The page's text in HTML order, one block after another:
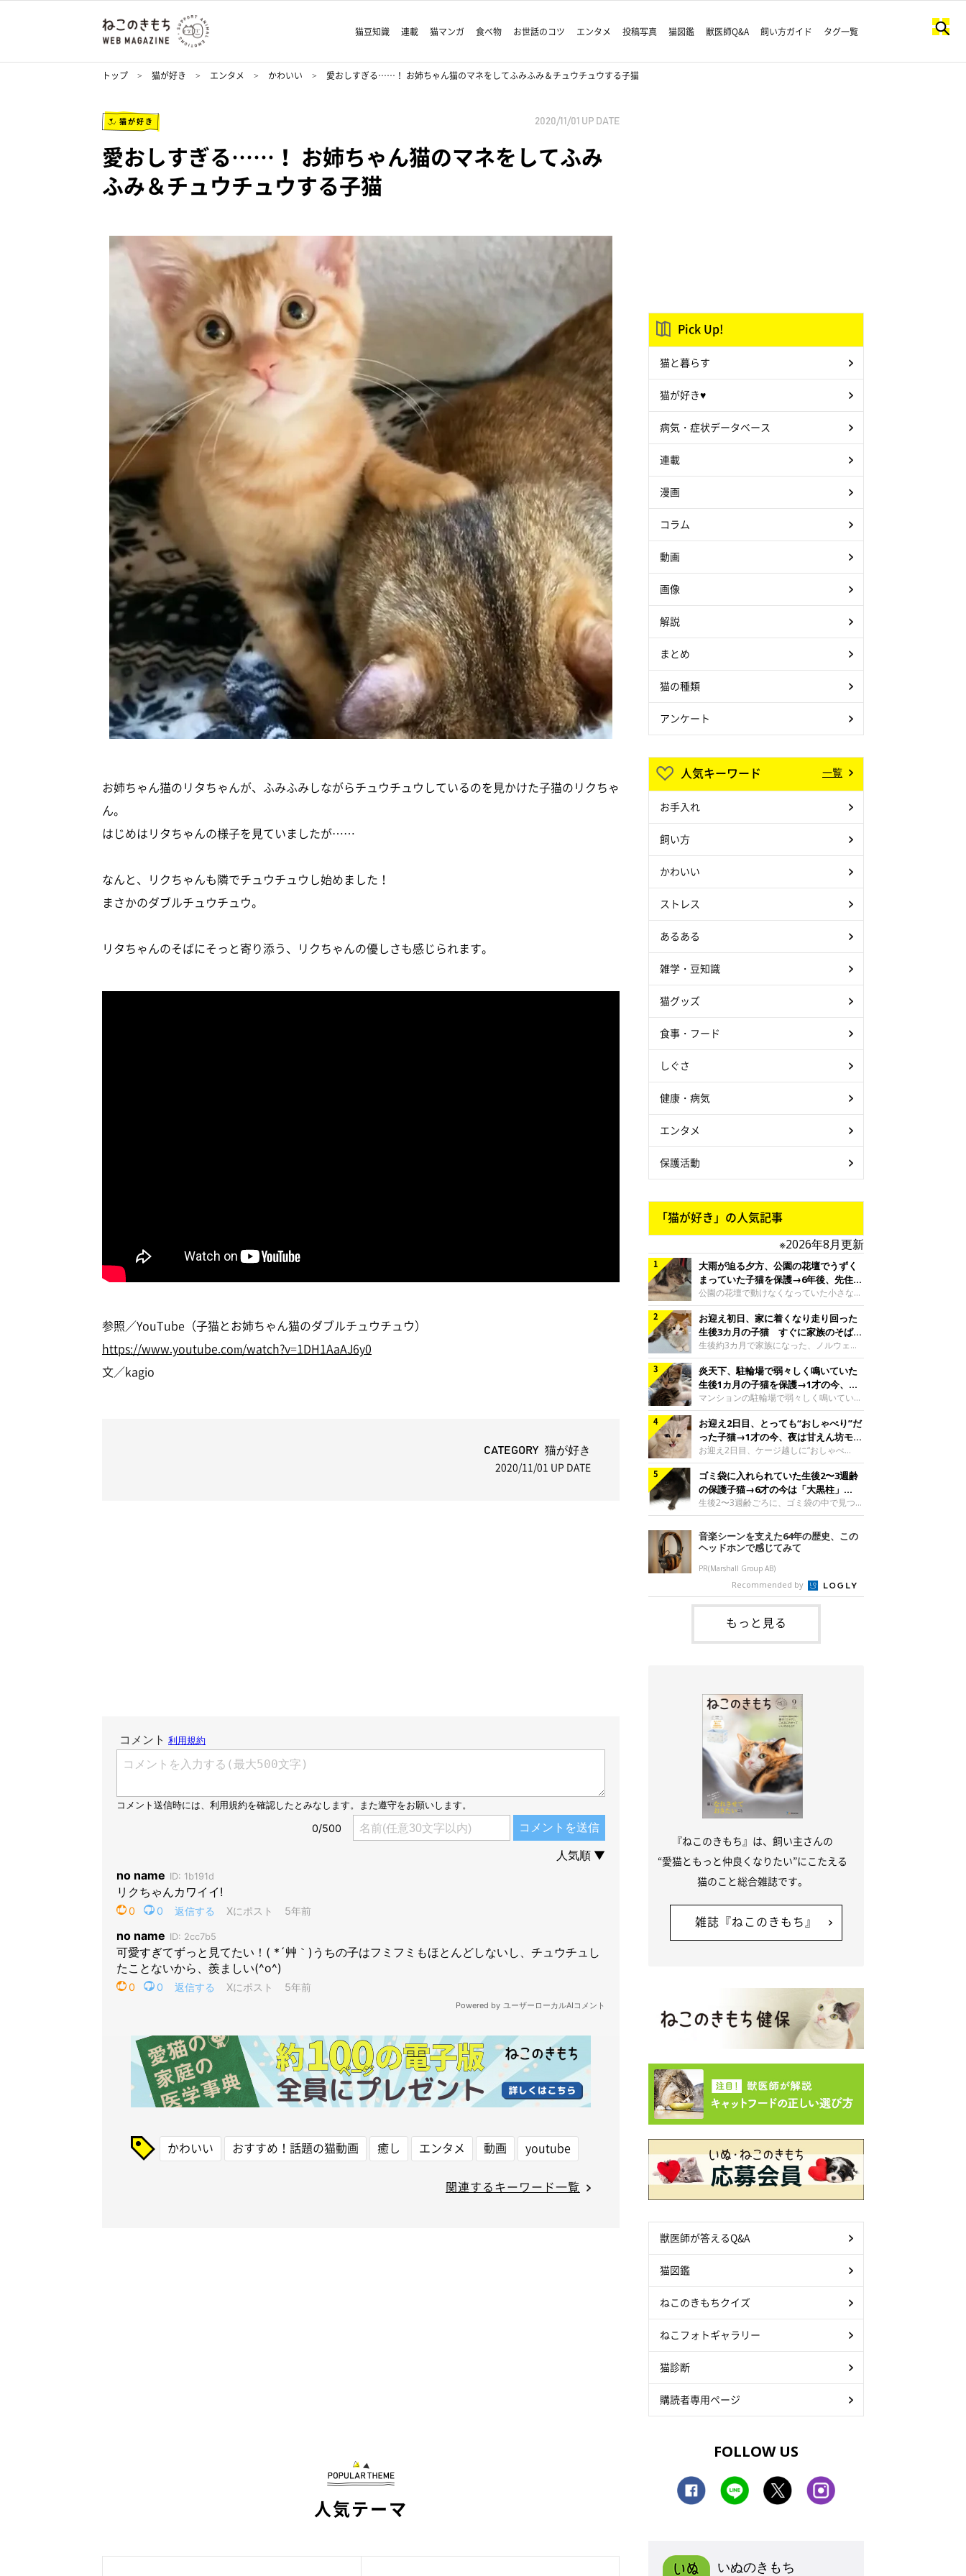
猫豆知識 連載 猫マンガ 食べ物 お世話のコツ エンタメ 投稿写真 猫図鑑 獣医師Q&A 飼い方ガイド タグ一覧
トップ 猫が好き エンタメ かわいい 愛おしすぎる……！ お姉ちゃん猫のマネをしてふみふみ＆チュウチュウする子猫
猫が好き 2020/11/01 UP DATE
愛おしすぎる……！ お姉ちゃん猫のマネをしてふみ
ふみ＆チュウチュウする子猫
お姉ちゃん猫のリタちゃんが、ふみふみしながらチュウチュウしているのを見かけた子猫のリクちゃ
ん。
はじめはリタちゃんの様子を見ていましたが……
なんと、リクちゃんも隣でチュウチュウし始めました！
まさかのダブルチュウチュウ。
リタちゃんのそばにそっと寄り添う、リクちゃんの優しさも感じられます。
参照／YouTube（子猫とお姉ちゃん猫のダブルチュウチュウ）
https://www.youtube.com/watch?v=1DH1AaAJ6y0
文／kagio
CATEGORY 猫が好き
2020/11/01 UP DATE
かわいい おすすめ！話題の猫動画 癒し エンタメ 動画 youtube
関連するキーワード一覧
人気テーマ
Pick Up!
猫と暮らす
猫が好き♥
病気・症状データベース
連載
漫画
コラム
動画
画像
解説
まとめ
猫の種類
アンケート
人気キーワード 一覧
お手入れ
飼い方
かわいい
ストレス
あるある
雑学・豆知識
猫グッズ
食事・フード
しぐさ
健康・病気
エンタメ
保護活動
「猫が好き」の人気記事
※2026年8月更新
大雨が迫る夕方、公園の花壇でうずく
まっていた子猫を保護→6年後、先住猫
と“姉妹”のような関係に
公園の花壇で動けなくなっていた小さな子
猫。家族に迎えられてから6年、先住猫と
の間には深い絆が育まれていました。保護
当時のティダちゃん。
@muumuu62197189紹介するのは、
X（旧Twitter）ユーザー
@muumuu62197189さんの愛猫・ティダ
ちゃん（取材時6才）の成長記録です。こ
ちらは、生後3カ月ごろのティダちゃん。
飼い主さんが出会ったのは、夜から大雨に
なると予報されていた日の夕方でした。花
壇で動けずにいた子猫保護したばかりのテ
ィダちゃん。@muumuu62197189飼い主
さんは、公園の
お迎え初日、家に着くなり走り回った
生後3カ月の子猫 すぐに家族のそばで
落ち着く姿に「迎えてよかった」
生後約3カ月で家族になった、ノルウェー
ジャンフォレストキャットの子猫。お迎え
翌日には、すでに家でくつろぐ様子を見せ
ていました。お迎え翌日、ベッドでうとう
とするむうちゃんお迎え翌日のむうちゃ
ん。@umimugi0304紹介するのは、
Instagramユーザー@umimugi0304さんの
愛猫・むうちゃん（撮影時、生後約3カ月
／ノルウェージャンフォレストキャッ
ト）。こちらは、お迎え翌日に撮影された
一枚。ゴハンをお腹いっぱい食べたむうち
ゃんは眠くなり、飼い主さん夫婦のベッド
でうとうとし始めたのだとか。飼い主さ
炎天下、駐輪場で弱々しく鳴いていた
生後1カ月の子猫を保護→1才の今、筋
肉質でツンデレなコに成長
マンションの駐輪場で弱々しく鳴いてい
た、生後1カ月ほどの子猫。家族に迎えら
れてから1年、体も行動も大きく成長しま
した。炎天下の駐輪場で鳴いていた小さな
子猫保護当時のモモちゃん。@Kingponzu
紹介するのは、X（旧Twitter）ユーザー
@Kingponzuさんの愛猫・モモちゃん（取
材時1才）の成長記録です。こちらは、モ
モちゃんが生後1カ月ごろに撮影された一
枚。飼い主さんの自宅マンションの駐輪場
です。子猫時代のモモちゃん。
@Kingponzuその日は気温が35℃を
お迎え2日目、とっても“おしゃべり”だ
った子猫→1才の今、夜は甘えん坊モー
ドになるコに成長！
お迎え2日目、ケージ越しに“おしゃべ
り”する姿を見せていた子猫。1才になった
今も見せる愛らしい姿にキュンとします。
お迎え2日目、ケージ越しに何かを伝える
ももちゃん“おしゃべり”なももちゃん。
@poocoonyan紹介するのは、Instagram
ユーザー@poocoonyanさんの愛猫・もも
ちゃん（取材時1才／マンチカン）です。
こちらの動画は、ももちゃんが生後2カ月
を過ぎたころ、お迎え2日目に撮影された
もの。新しい環境にゆっくり慣れてもらう
ため、当時はケージの中で過ごしていまし
た。鳴いてアピールするももち
ゴミ袋に入れられていた生後2〜3週齢
の保護子猫→6才の今は「大黒柱」
に！ 美しい黒猫に成長した姿にグッ
とくる
生後2〜3週齢ごろに、ゴミ袋の中で見つか
った小さな命。ミルクから育てられたその
子猫は今、家族に欠かせない存在へと成長
しました。ゴミ袋の中で見つかった、ミニ
モグラのような子猫よちよち歩きをしてい
たころの、生後2〜3週齢ごろのドンちゃ
ん。@doddou_1今回紹介するのは、
X（旧Twitter）ユーザー@doddou_1さん
の愛猫・ドンちゃん（取材時、推定6才／
本名：ドミトリー・ドンスコイ）。ドンち
ゃんは、保護猫でした。ドンちゃんが見つ
かったのは、飼い主さんの姉の勤め先の敷
音楽シーンを支えた64年の歴史、この
ヘッドホンで感じてみて
PR(Marshall Group AB)
Recommended by
もっと見る
『ねこのきもち』は、飼い主さんの
“愛猫ともっと仲良くなりたい”にこたえる
猫のこと総合雑誌です。
雑誌『ねこのきもち』
獣医師が答えるQ&A
猫図鑑
ねこのきもちクイズ
ねこフォトギャラリー
猫診断
購読者専用ページ
FOLLOW US
いぬのきもち